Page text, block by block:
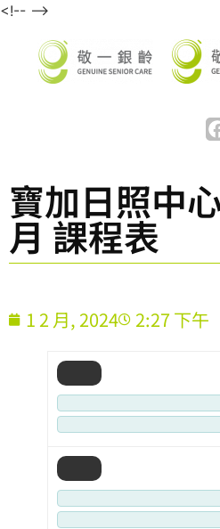
<!-- -->
寶加日照中
月 課程表
1 2 月, 2024 2:27 下午